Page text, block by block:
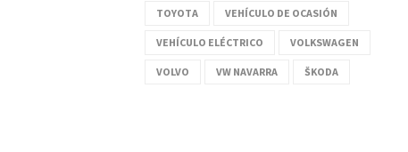
TOYOTA VEHÍCULO DE OCASIÓN
VEHÍCULO ELÉCTRICO VOLKSWAGEN
VOLVO VW NAVARRA ŠKODA